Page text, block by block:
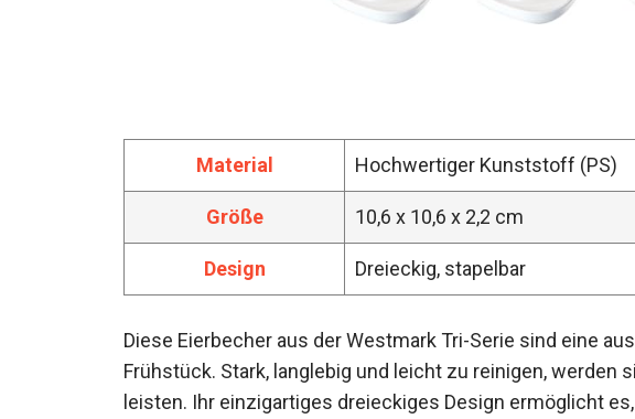
Material Hochwertiger Kunststoff (PS)
Größe 10,6 x 10,6 x 2,2 cm
Design Dreieckig, stapelbar
Diese Eierbecher aus der Westmark Tri-Serie sind eine
Frühstück. Stark, langlebig und leicht zu reinigen, werden
leisten. Ihr einzigartiges dreieckiges Design ermöglicht